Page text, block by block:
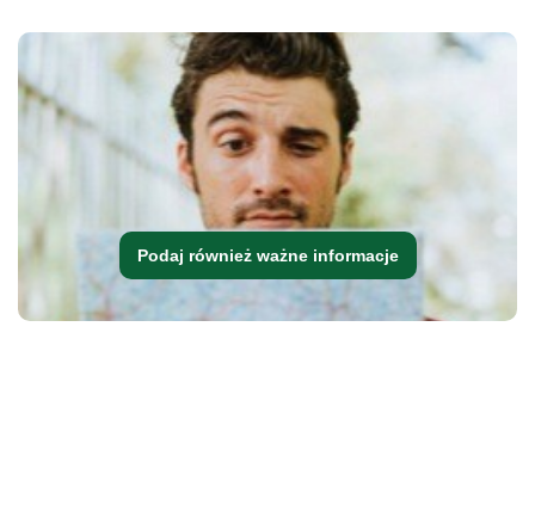
Podaj również ważne informacje